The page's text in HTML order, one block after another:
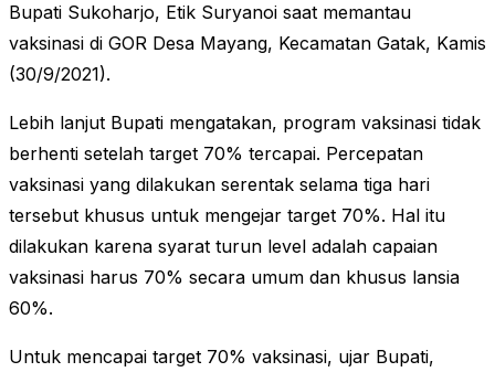
Bupati Sukoharjo, Etik Suryanoi saat memantau
vaksinasi di GOR Desa Mayang, Kecamatan Gatak, Kamis
(30/9/2021).
Lebih lanjut Bupati mengatakan, program vaksinasi tidak
berhenti setelah target 70% tercapai. Percepatan
vaksinasi yang dilakukan serentak selama tiga hari
tersebut khusus untuk mengejar target 70%. Hal itu
dilakukan karena syarat turun level adalah capaian
vaksinasi harus 70% secara umum dan khusus lansia
60%.
Untuk mencapai target 70% vaksinasi, ujar Bupati,